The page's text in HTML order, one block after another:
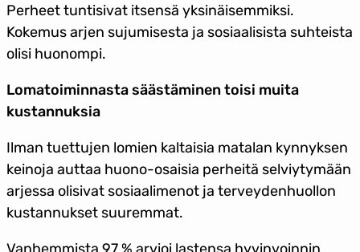
Perheet tuntisivat itsensä yksinäisemmiksi.
Kokemus arjen sujumisesta ja sosiaalisista suhteista
olisi huonompi.
Lomatoiminnasta säästäminen toisi muita
kustannuksia
Ilman tuettujen lomien kaltaisia matalan kynnyksen
keinoja auttaa huono-osaisia perheitä selviytymään
arjessa olisivat sosiaalimenot ja terveydenhuollon
kustannukset suuremmat.
Vanhemmista 97 % arvioi lastensa hyvinvoinnin